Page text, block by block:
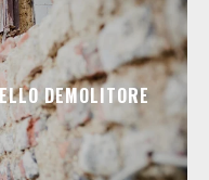
DEMOLITORE